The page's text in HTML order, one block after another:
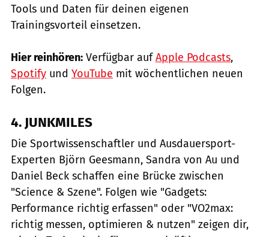
Tools und Daten für deinen eigenen
Trainingsvorteil einsetzen.
Hier reinhören: Verfügbar aufApple Podcasts,
Spotify und YouTube mit wöchentlichen neuen
Folgen.
4. JUNKMILES
Die Sportwissenschaftler und Ausdauersport-
Experten Björn Geesmann, Sandra von Au und
Daniel Beck schaffen eine Brücke zwischen
"Science & Szene". Folgen wie "Gadgets:
Performance richtig erfassen" oder "VO2max:
richtig messen, optimieren & nutzen" zeigen dir,